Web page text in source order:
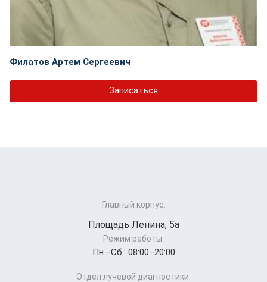
Филатов Артем Сергеевич
Записаться
Главный корпус:
Площадь Ленина, 5а
Режим работы:
Пн.–Cб.: 08:00–20:00
Отдел лучевой диагностики: